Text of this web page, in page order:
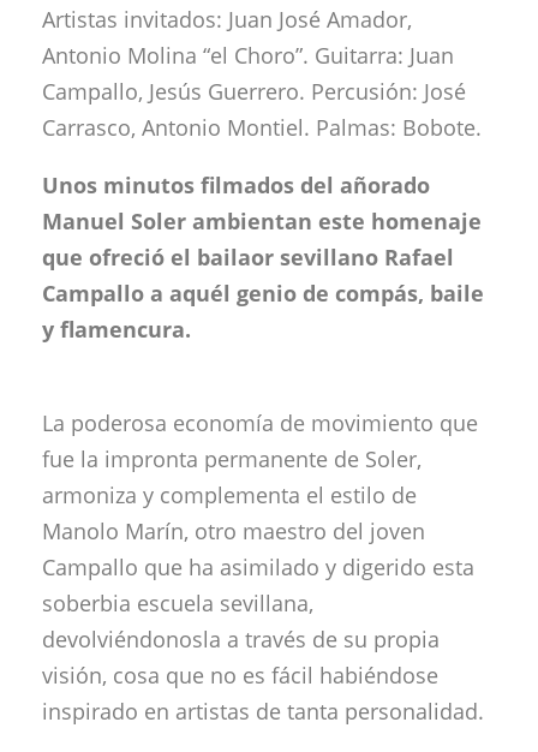
Artistas invitados: Juan José Amador,
Antonio Molina “el Choro”. Guitarra: Juan
Campallo, Jesús Guerrero. Percusión: José
Carrasco, Antonio Montiel. Palmas: Bobote.
Unos minutos filmados del añorado
Manuel Soler ambientan este homenaje
que ofreció el bailaor sevillano Rafael
Campallo a aquél genio de compás, baile
y flamencura.
La poderosa economía de movimiento que
fue la impronta permanente de Soler,
armoniza y complementa el estilo de
Manolo Marín, otro maestro del joven
Campallo que ha asimilado y digerido esta
soberbia escuela sevillana,
devolviéndonosla a través de su propia
visión, cosa que no es fácil habiéndose
inspirado en artistas de tanta personalidad.